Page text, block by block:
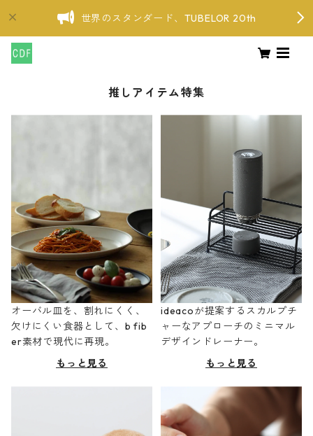
世界のスタンダード、TUBELOR 20th
推しアイテム特集
オーバル皿を、割れにくく、
欠けにくい食器として、b fib
er素材で現代に再現。
もっと見る
ideacoが提案するスカルプチ
ャーなアプローチのミニマル
デザインドレーナー。
もっと見る